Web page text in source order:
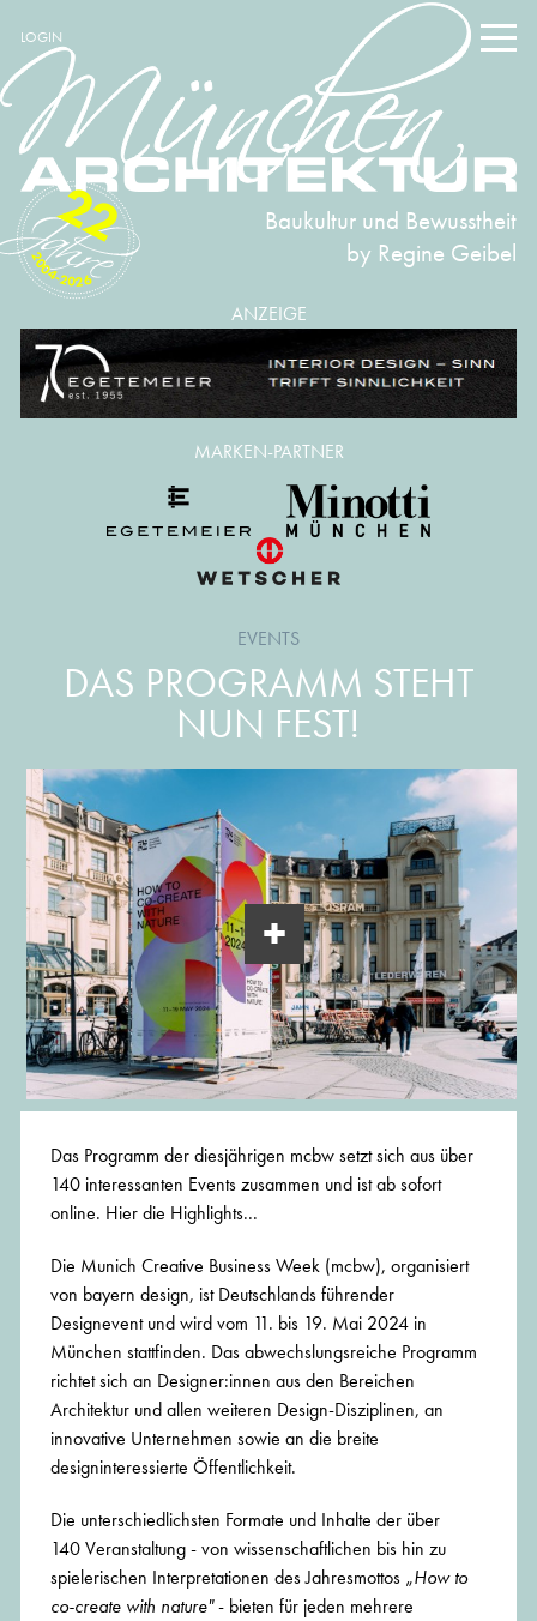
LOGIN
Baukultur und Bewusstheit
by Regine Geibel
2004-2026
22
ANZEIGE
EVENTS
DAS PROGRAMM STEHT
NUN FEST!
Das Programm der diesjährigen mcbw setzt sich aus über
140 interessanten Events zusammen und ist ab sofort
online. Hier die Highlights...
Die Munich Creative Business Week (mcbw), organisiert
von bayern design, ist Deutschlands führender
Designevent und wird vom 11. bis 19. Mai 2024 in
München stattfinden. Das abwechslungsreiche Programm
richtet sich an Designer:innen aus den Bereichen
Architektur und allen weiteren Design-Disziplinen, an
innovative Unternehmen sowie an die breite
designinteressierte Öffentlichkeit.
Die unterschiedlichsten Formate und Inhalte der über
140 Veranstaltung - von wissenschaftlichen bis hin zu
spielerischen Interpretationen des Jahresmottos „How to
co-create with nature"- bieten für jeden mehrere